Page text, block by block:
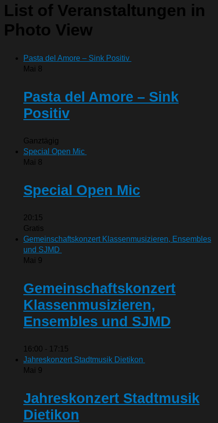
List of Veranstaltungen in
Photo View
Pasta del Amore – Sink Positiv
Mai 8
Pasta del Amore – Sink
Positiv
Ganztägig
Special Open Mic
Mai 8
Special Open Mic
20:15
Gratis
Gemeinschaftskonzert Klassenmusizieren, Ensembles
und SJMD
Mai 9
Gemeinschaftskonzert
Klassenmusizieren,
Ensembles und SJMD
16:00 - 17:15
Jahreskonzert Stadtmusik Dietikon
Mai 9
Jahreskonzert Stadtmusik
Dietikon